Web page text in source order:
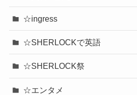
☆ingress
☆SHERLOCKで英語
☆SHERLOCK祭
☆エンタメ